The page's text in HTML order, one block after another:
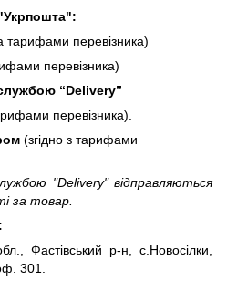
тарифами перевізника)
перевізника)
“Delivery”
перевізника).
(згідно з тарифами
"Delivery" відправляються
за товар.
Фастівський р-н, с.Новосілки,
301.